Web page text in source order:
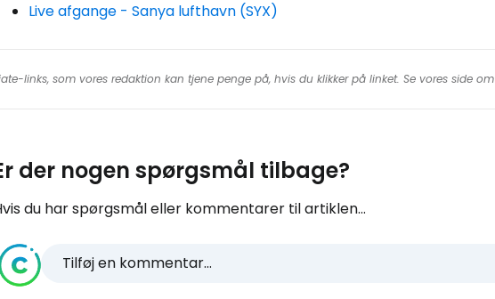
Live afgange - Sanya lufthavn (SYX)
links, som vores redaktion kan tjene penge på, hvis du klikker på linket. Se vores side om
der nogen spørgsmål tilbage?
du har spørgsmål eller kommentarer til artiklen...
Tilføj en kommentar...